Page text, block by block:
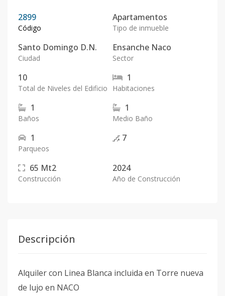
2899
Código
Apartamentos
Tipo de inmueble
Santo Domingo D.N.
Ciudad
Ensanche Naco
Sector
10
Total de Niveles del Edificio
1
Habitaciones
1
Baños
1
Medio Baño
1
Parqueos
7
65 Mt2
Construcción
2024
Año de Construcción
Descripción
Alquiler con Linea Blanca incluida en Torre nueva
de lujo en NACO